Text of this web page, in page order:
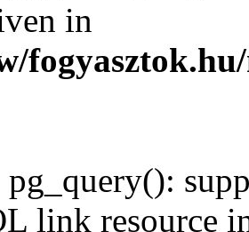
in
pg_query():
link resource